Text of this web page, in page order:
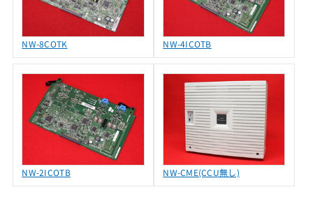
NW-8COTK NW-4ICOTB
NW-2ICOTB NW-CME(CCU無し)